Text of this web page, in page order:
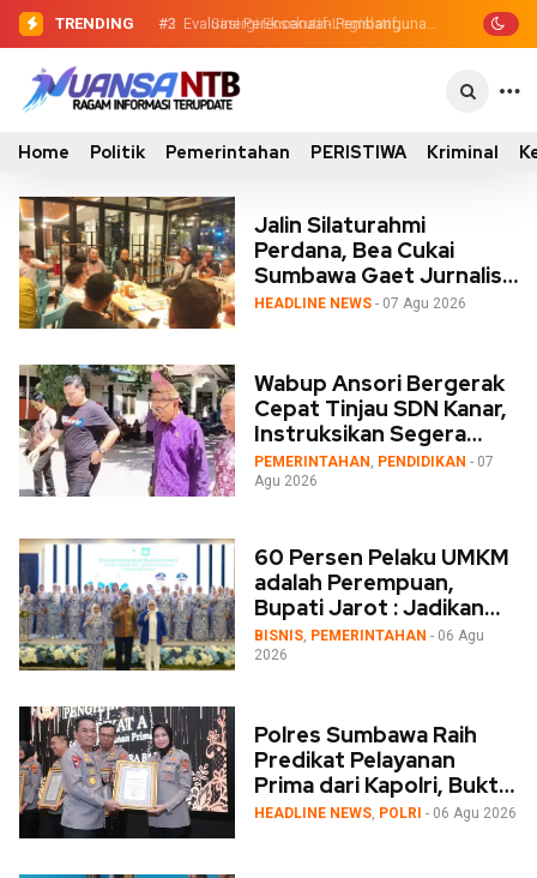
TRENDING #2 Sinergi Eksekutif-Legislatif,
Wabup Ansori Serahkan Tujuh Kontainer
#3 Evaluasi Perencanaan Pembangunan
2026, Pemkab Sumbawa Luncurkan
Home Politik Pemerintahan PERISTIWA Kriminal
Jalin Silaturahmi
Perdana, Bea Cukai
Sumbawa Gaet Jurnalis
sebagai Mitra Strategis
HEADLINE NEWS - 07 Agu 2026
Wabup Ansori Bergerak
Cepat Tinjau SDN Kanar,
Instruksikan Segera
Pengadaan Meja-Kursi
PEMERINTAHAN , PENDIDIKAN - 07
Agu 2026
60 Persen Pelaku UMKM
adalah Perempuan,
Bupati Jarot : Jadikan
IWAPI Rumah Kolaborasi
BISNIS, PEMERINTAHAN - 06 Agu
2026
Polres Sumbawa Raih
Predikat Pelayanan
Prima dari Kapolri, Bukti
Dedikasi Tinggi di
HEADLINE NEWS, POLRI - 06 Agu 2026